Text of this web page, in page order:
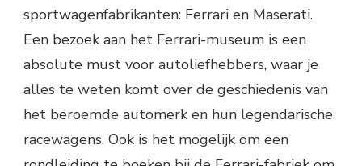
sportwagenfabrikanten: Ferrari en Maserati.
Een bezoek aan het Ferrari-museum is een
absolute must voor autoliefhebbers, waar je
alles te weten komt over de geschiedenis van
het beroemde automerk en hun legendarische
racewagens. Ook is het mogelijk om een